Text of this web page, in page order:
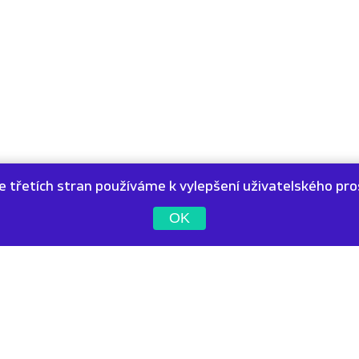
třetích stran používáme k vylepšení uživatelského
OK